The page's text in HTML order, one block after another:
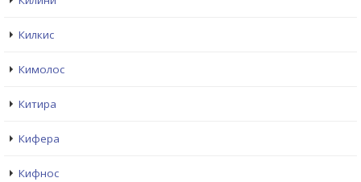
Килкис
Кимолос
Китира
Кифера
Кифнос